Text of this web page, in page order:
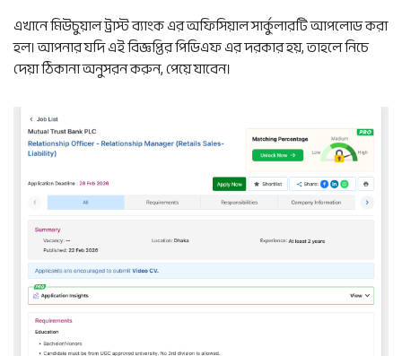
এখানে মিউচুয়াল ট্রাস্ট ব্যাংক এর অফিসিয়াল সার্কুলারটি আপলোড করা
হল। আপনার যদি এই বিজ্ঞপ্তির পিডিএফ এর দরকার হয়, তাহলে নিচে
দেয়া ঠিকানা অনুসরন করুন, পেয়ে যাবেন।